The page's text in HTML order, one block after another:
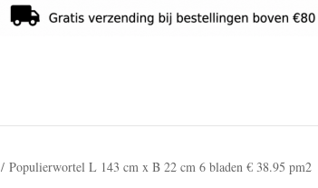
/ Populierwortel L 143 cm x B 22 cm 6 bladen € 38.95 pm2